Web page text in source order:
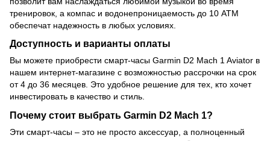
тренировок, а компас и водонепроницаемость до 10 ATM
обеспечат надежность в любых условиях.
Доступность и варианты оплаты
Вы можете приобрести смарт-часы Garmin D2 Mach 1 Aviator в
нашем интернет-магазине с возможностью рассрочки на срок
от 4 до 36 месяцев. Это удобное решение для тех, кто хочет
инвестировать в качество и стиль.
Почему стоит выбрать Garmin D2 Mach 1?
Эти смарт-часы – это не просто аксессуар, а полноценный